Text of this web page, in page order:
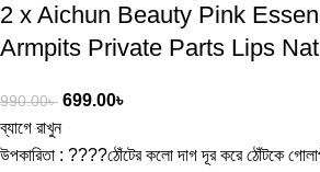
2 x Aichun Beauty Pink
Armpits Private Parts Lips
990.00৳ 699.00৳
ব্যাগে রাখুন
উপকারিতা : ????ঠোঁটের কলো দাগ দূর করে ঠোঁটকে